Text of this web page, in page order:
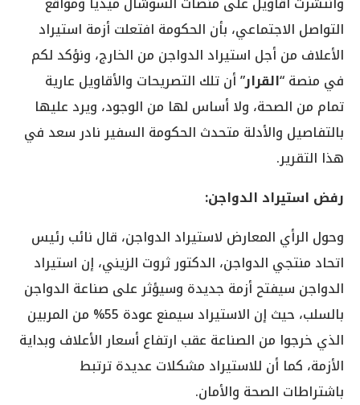
التواصل الاجتماعي، بأن الحكومة افتعلت أزمة استيراد
الأعلاف من أجل استيراد الدواجن من الخارج، ونؤكد لكم
في منصة “القرار” أن تلك التصريحات والأقاويل عارية
تمام من الصحة، ولا أساس لها من الوجود، ويرد عليها
بالتفاصيل والأدلة متحدث الحكومة السفير نادر سعد في
هذا التقرير.
رفض استيراد الدواجن:
وحول الرأي المعارض لاستيراد الدواجن، قال نائب رئيس
اتحاد منتجي الدواجن، الدكتور ثروت الزيني، إن استيراد
الدواجن سيفتح أزمة جديدة وسيؤثر على صناعة الدواجن
بالسلب، حيث إن الاستيراد سيمنع عودة 55% من المربين
الذي خرجوا من الصناعة عقب ارتفاع أسعار الأعلاف وبداية
الأزمة، كما أن للاستيراد مشكلات عديدة ترتبط
باشتراطات الصحة والأمان.